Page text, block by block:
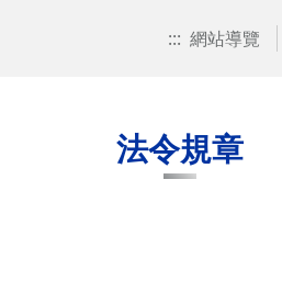
::: 網站導覽
法令規章